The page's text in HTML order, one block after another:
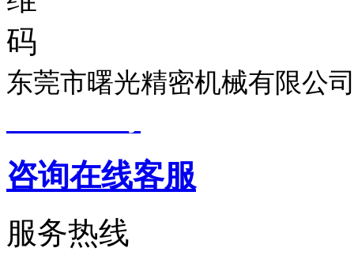
东莞市曙光精密机械有限公
咨询在线客服
服务热线